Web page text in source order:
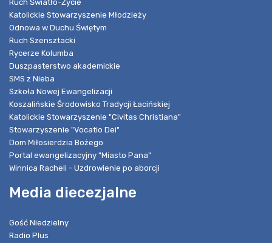
Ruch Światło-Życie
Katolickie Stowarzyszenie Młodzieży
Odnowa w Duchu Świętym
Ruch Szensztacki
Rycerze Kolumba
Duszpasterstwo akademickie
SMS z Nieba
Szkoła Nowej Ewangelizacji
Koszalińskie Środowisko Tradycji Łacińskiej
Katolickie Stowarzyszenie "Civitas Christiana"
Stowarzyszenie "Vocatio Dei"
Dom Miłosierdzia Bożego
Portal ewangelizacyjny "Miasto Pana"
Winnica Racheli - Uzdrowienie po aborcji
Media diecezjalne
Gość Niedzielny
Radio Plus